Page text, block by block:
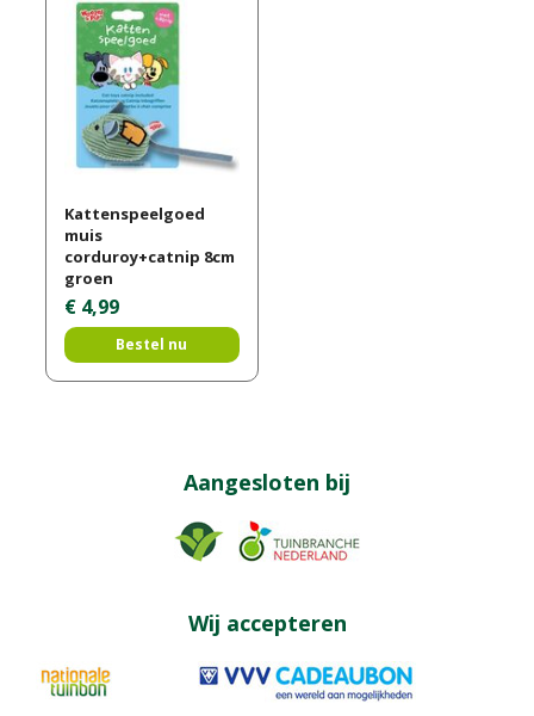
Kattenspeelgoed
muis
corduroy+catnip 8cm
groen
€ 4,99
Bestel nu
Aangesloten bij
Wij accepteren